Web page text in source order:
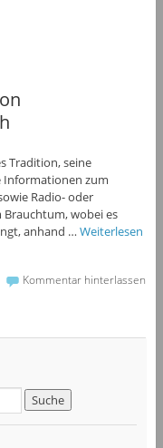
Tradition, seine
Informationen zum
Radio- oder
wobei es
anhand … Weiterlesen
Kommentar hinterlassen